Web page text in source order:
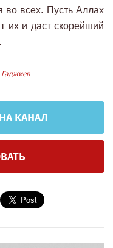
во всех. Пусть Аллах
их и даст скорейший
КАНАЛ